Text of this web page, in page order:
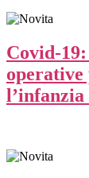
Covid-
l’infanzia